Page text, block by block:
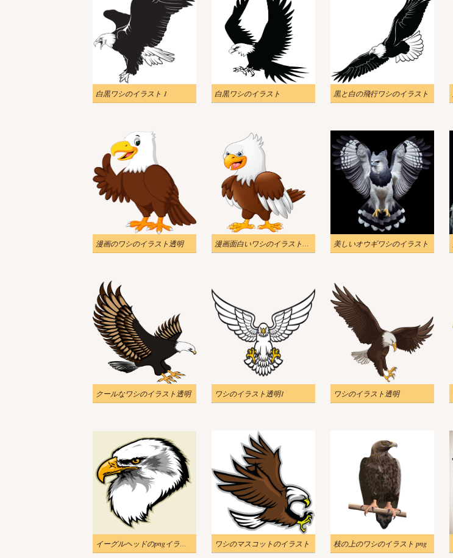
白黒ワシのイラスト 1 白黒ワシのイラスト 黒と白の飛行ワシのイラスト
漫画のワシのイラスト透明 漫画面白いワシのイラスト透明 美しいオウギワシのイラスト
クールなワシのイラスト透明 ワシのイラスト透明1 ワシのイラスト透明
イーグルヘッドのpngイラスト ワシのマスコットのイラスト 枝の上のワシのイラスト png